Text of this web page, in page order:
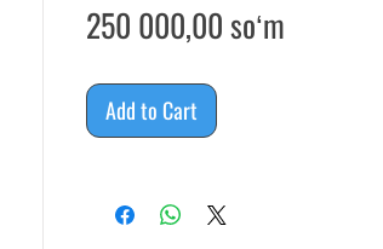
250 000,00 soʻm
Add to Cart